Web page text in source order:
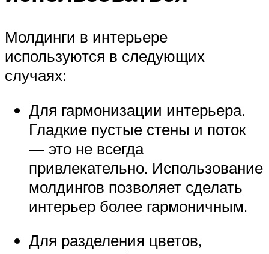
Молдинги в интерьере
используются в следующих
случаях:
Для гармонизации интерьера.
Гладкие пустые стены и поток
— это не всегда
привлекательно. Использование
молдингов позволяет сделать
интерьер более гармоничным.
Для разделения цветов,